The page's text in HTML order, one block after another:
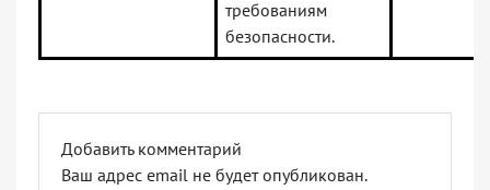
требованиям
безопасности.
Добавить комментарий
Ваш адрес email не будет опубликован.